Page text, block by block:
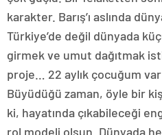
karakter. Barış’ı aslında
Türkiye’de değil dünyada
girmek ve umut dağıtmak
proje… 22 aylık çocuğum var
Büyüdüğü zaman, öyle bir
ki, hayatında çıkabileceği
rol modeli olsun. Dünyada